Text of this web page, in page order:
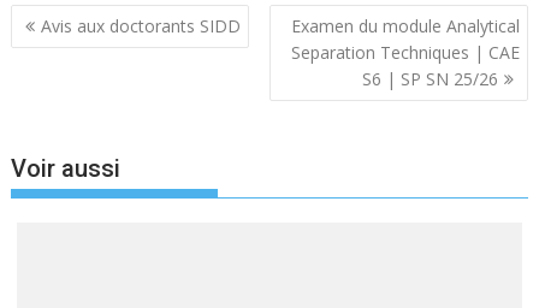
Navigation
de
Avis aux doctorants SIDD
Examen du module Analytical
Separation Techniques | CAE
S6 | SP SN 25/26
Voir aussi